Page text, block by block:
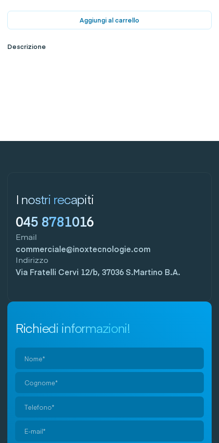
Aggiungi al carrello
Descrizione
I nostri recapiti
045 8781016
Email
commerciale@inoxtecnologie.com
Indirizzo
Via Fratelli Cervi 12/b, 37036 S.Martino B.A.
Richiedi informazioni!